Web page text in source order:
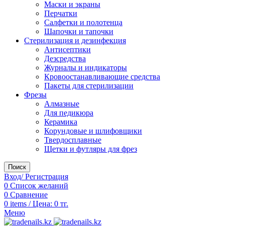
Маски и экраны
Перчатки
Салфетки и полотенца
Шапочки и тапочки
Стерилизация и дезинфекция
Антисептики
Дезсредства
Журналы и индикаторы
Кровоостанавливающие средства
Пакеты для стерилизации
Фрезы
Алмазные
Для педикюра
Керамика
Корундовые и шлифовщики
Твердосплавные
Щетки и футляры для фрез
Поиск
Вход/ Регистрация
0 Список желаний
0 Сравнение
0 items / Цена: 0 тг.
Меню